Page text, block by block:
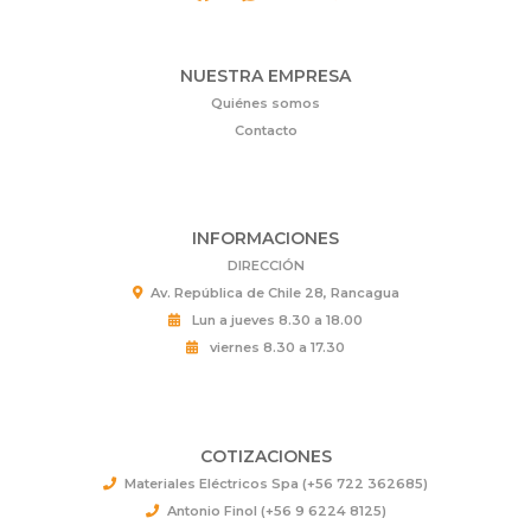
NUESTRA EMPRESA
Quiénes somos
Contacto
INFORMACIONES
DIRECCIÓN
Av. República de Chile 28, Rancagua
Lun a jueves 8.30 a 18.00
viernes 8.30 a 17.30
COTIZACIONES
Materiales Eléctricos Spa (+56 722 362685)
Antonio Finol (+56 9 6224 8125)